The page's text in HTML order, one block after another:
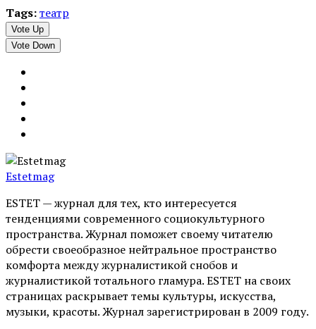
Tags:театр
Vote Up
Vote Down
Estetmag
ESTET — журнал для тех, кто интересуeтся
тенденциями современного социокультурного
пространства. Журнал поможет своему читателю
обрести своеобразное нейтральное пространство
комфорта между журналистикой снобов и
журналистикой тотального гламура. ESTET на своих
страницах раскрывает темы культуры, искусства,
музыки, красоты. Журнал зарегистрирован в 2009 году.